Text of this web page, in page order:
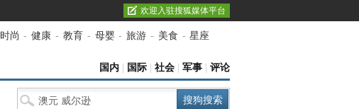
欢迎入驻搜狐媒体平台
时尚 - 健康 - 教育 - 母婴 - 旅游 - 美食 - 星座
国内 国际 社会 军事 评论